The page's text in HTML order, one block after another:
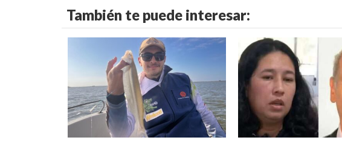
También te puede interesar: